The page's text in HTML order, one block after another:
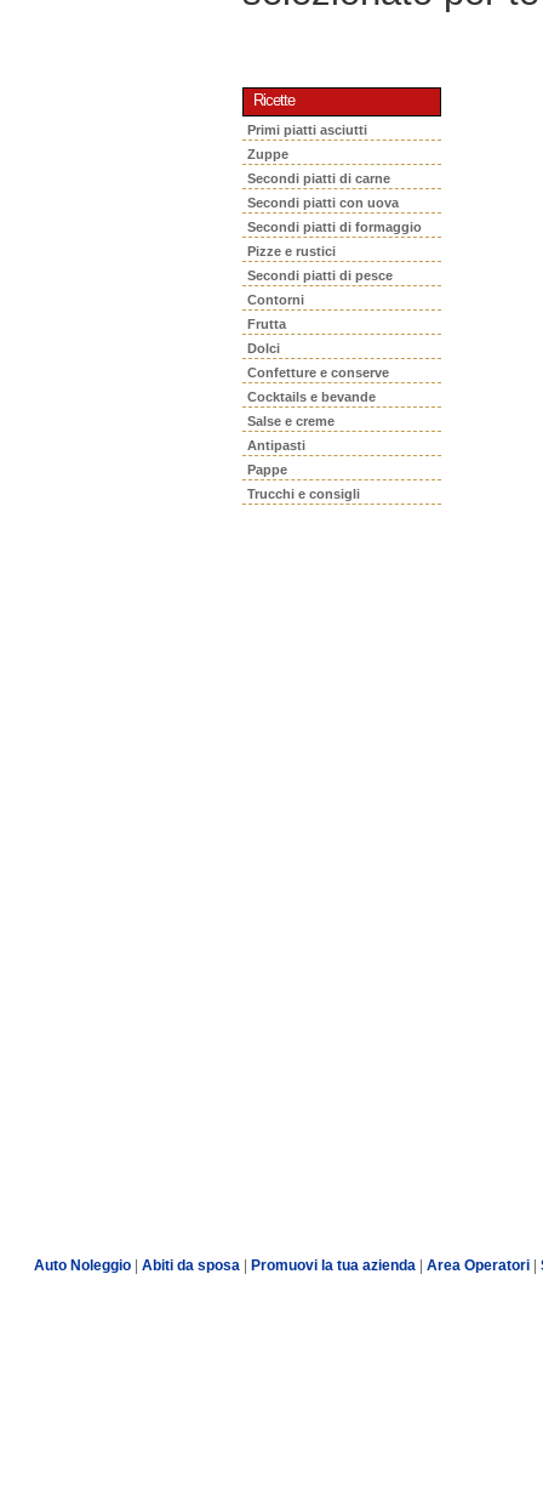
Ricette
Primi piatti asciutti
Zuppe
Secondi piatti di carne
Secondi piatti con uova
Secondi piatti di formaggio
Pizze e rustici
Secondi piatti di pesce
Contorni
Frutta
Dolci
Confetture e conserve
Cocktails e bevande
Salse e creme
Antipasti
Pappe
Trucchi e consigli
Auto Noleggio Abiti da sposa Promuovi la tua azienda Area Operatori